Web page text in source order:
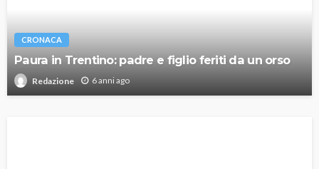
CRONACA
Paura in Trentino: padre e figlio feriti da un orso
Redazione 6 anni ago